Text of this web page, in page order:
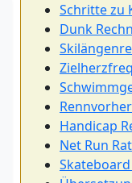
Schritte zu
Dunk
Handicap
Net Run